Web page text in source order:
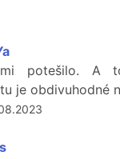
potešilo. A
je obdivuhodné